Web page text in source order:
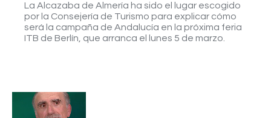
La Alcazaba de Almería ha sido el lugar escogido
por la Consejería de Turismo para explicar cómo
será la campaña de Andalucía en la próxima feria
ITB de Berlín, que arranca el lunes 5 de marzo.